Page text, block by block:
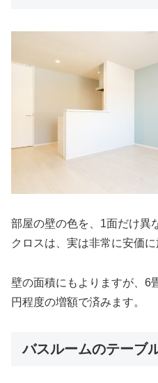
部屋の壁の色を、1面だけ異
クロスは、実は非常に安価
壁の面積にもよりますが、6
円程度の増額で済みます。
バスルームのテーブ